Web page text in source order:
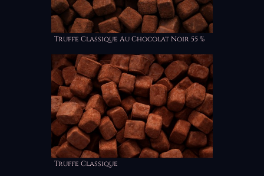
Truffe Classique Au Chocolat Noir 55 %
Truffe Classique